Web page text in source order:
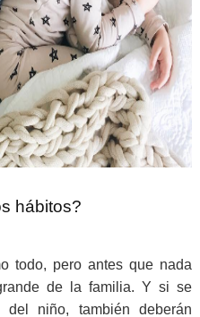
hábitos?
todo, pero antes que nada
de la familia. Y si se
niño, también deberán